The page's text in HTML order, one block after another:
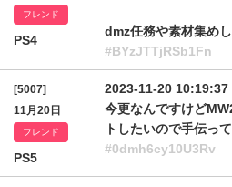
フレンド
PS4
dmz任務や素材集め
#BYzJTTjRSb1Fn
[5007]
11月20日
フレンド
PS5
2023-11-20 10:19:37
今更なんですけど
トしたいので手伝っ
#0dmh6cy10U3Rv